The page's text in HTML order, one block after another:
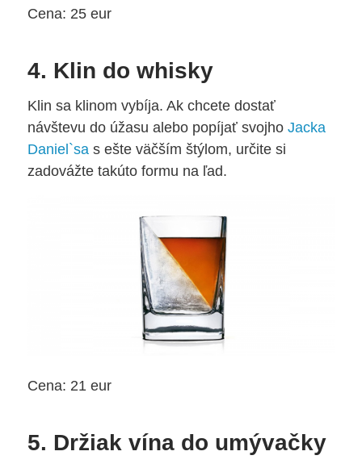
Cena: 25 eur
4. Klin do whisky
Klin sa klinom vybíja. Ak chcete dostať
návštevu do úžasu alebo popíjať svojho Jacka
Daniel`sas ešte väčším štýlom, určite si
zadovážte takúto formu na ľad.
Cena: 21 eur
5. Držiak vína do umývačky